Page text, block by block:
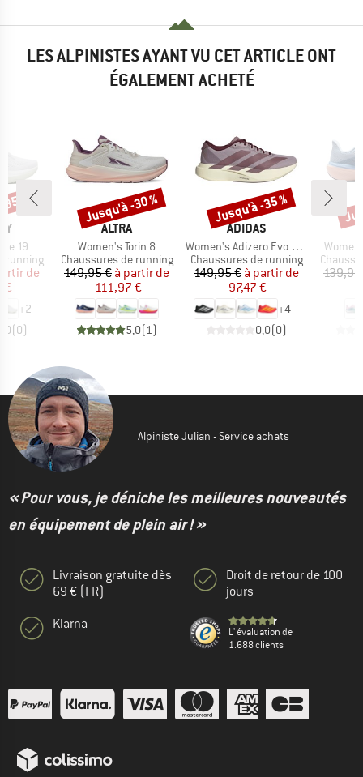
LES ALPINISTES AYANT VU CET ARTICLE ONT
ÉGALEMENT ACHETÉ
19
running
réduit
de
€
+2
(0)
%
MARQUE
ALTRA
Article
Women's Torin 8
Product group
Chaussures de running
Prix
149,95 € Prix réduit
à partir de
111,97 €
5,0(1)
Remise
Jusqu'à -30 %
MARQUE
ADIDAS
Article
Women's Adizero Evo SL Woven
Product group
Chaussures de running
Prix
149,95 € Prix réduit
à partir de
97,47 €
+4
0,0(0)
Remise
Jusqu'à -35 %
Article
Product
Alpiniste Julian - Service achats
« Pour vous, je déniche les meilleures nouveautés
en équipement de plein air ! »
Livraison gratuite dès
69 € (FR)
Klarna
Droit de retour de 100
jours
L' évaluation de
1.688 clients